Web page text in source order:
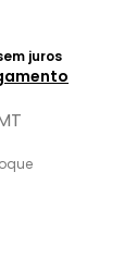
juros